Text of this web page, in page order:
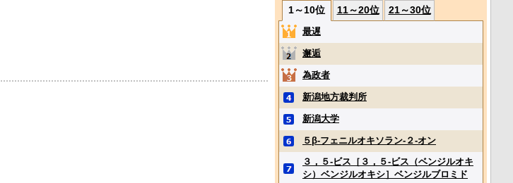
1～10位
11～20位 21～30位
最遅
邂逅
為政者
新潟地方裁判所
新潟大学
５β‐フェニルオキソラン‐２‐オン
３，５‐ビス［３，５‐ビス（ベンジルオキ
シ）ベンジルオキシ］ベンジルブロミド